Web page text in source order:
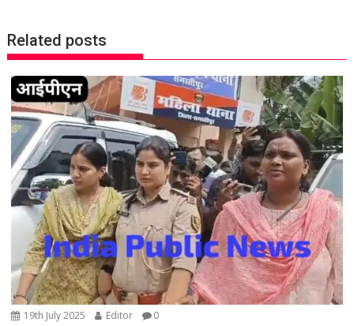
n
a
v
g
a
t
i
o
n
Related posts
19th July 2025 Editor 0